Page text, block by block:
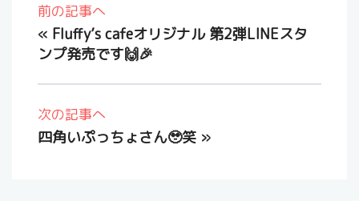
前の記事へ
« Fluffy’s cafeオリジナル 第2弾LINEスタ
ンプ発売です🙌🎉
次の記事へ
四角いぷっちょさん🥹笑 »